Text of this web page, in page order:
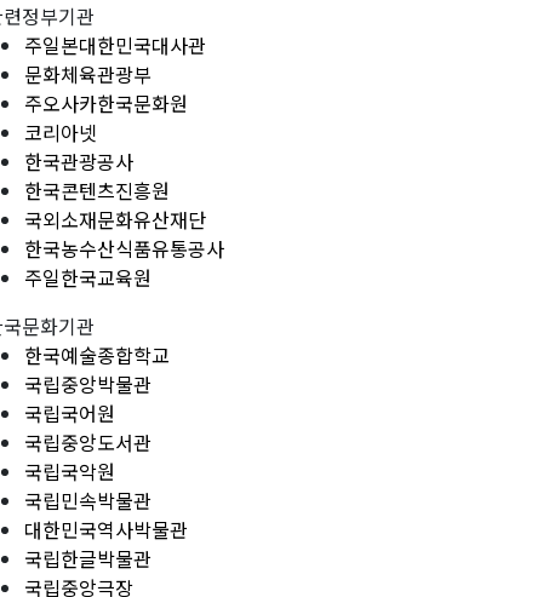
정부기관
주일본대한민국대사관
문화체육관광부
주오사카한국문화원
코리아넷
한국관광공사
한국콘텐츠진흥원
국외소재문화유산재단
한국농수산식품유통공사
주일한국교육원
문화기관
한국예술종합학교
국립중앙박물관
국립국어원
국립중앙도서관
국립국악원
국립민속박물관
대한민국역사박물관
국립한글박물관
국립중앙극장